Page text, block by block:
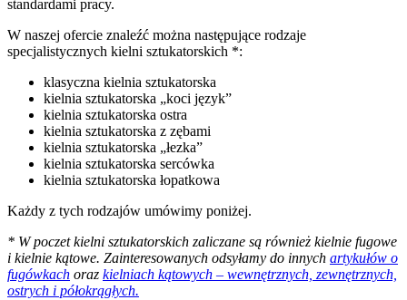
standardami pracy.
W naszej ofercie znaleźć można następujące rodzaje
specjalistycznych kielni sztukatorskich *:
klasyczna kielnia sztukatorska
kielnia sztukatorska „koci język”
kielnia sztukatorska ostra
kielnia sztukatorska z zębami
kielnia sztukatorska „łezka”
kielnia sztukatorska sercówka
kielnia sztukatorska łopatkowa
Każdy z tych rodzajów umówimy poniżej.
* W poczet kielni sztukatorskich zaliczane są również kielnie fugowe
i kielnie kątowe. Zainteresowanych odsyłamy do innych artykułów o
fugówkach oraz kielniach kątowych – wewnętrznych, zewnętrznych,
ostrych i półokrągłych.